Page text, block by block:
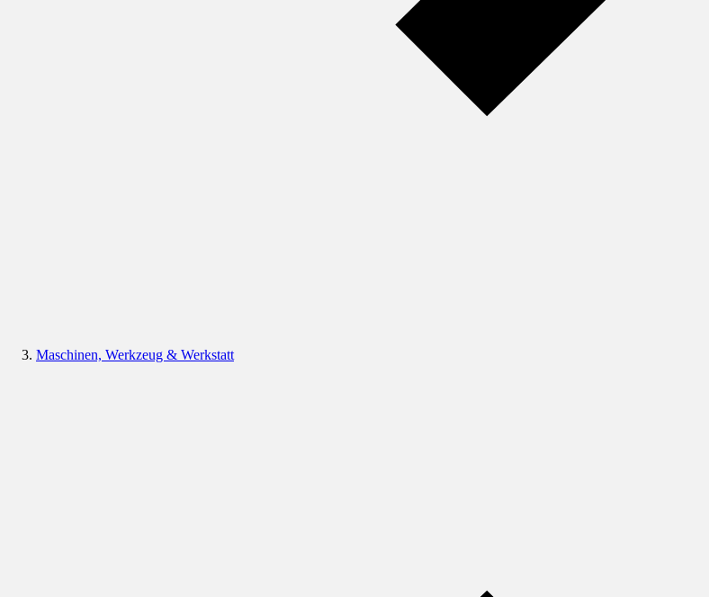
Maschinen, Werkzeug & Werkstatt